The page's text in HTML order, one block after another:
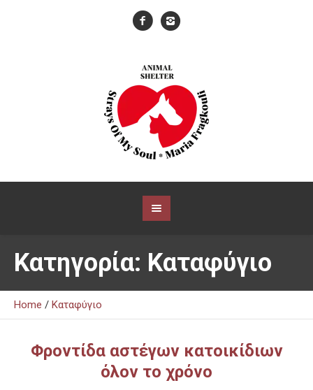
Κατηγορία: Καταφύγιο
Home / Καταφύγιο
Φροντίδα αστέγων κατοικίδιων
όλον το χρόνο